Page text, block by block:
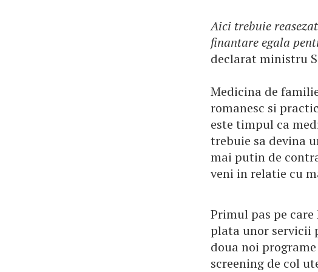
Aici trebuie
finantare egala
declarat ministru
Medicina de
romanesc si
este timpul ca
trebuie sa devina
mai putin de
veni in relatie cu
Primul pas pe
plata unor servicii
doua noi
screening de col